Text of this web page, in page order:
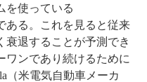
を使っている
ある。これを見ると従来
衰退することが予測でき
ワンであり続けるために
（米電気自動車メーカ